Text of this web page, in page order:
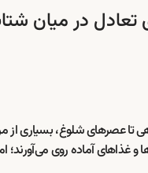
در میان
عصرهای شلوغ، بسیاری از
غذاهای آماده روی